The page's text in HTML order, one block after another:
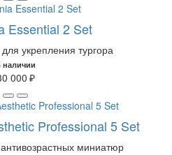
Essential 2 Set
укрепления тургора
наличии
000 ₽
Professional 5 Set
миниатюр